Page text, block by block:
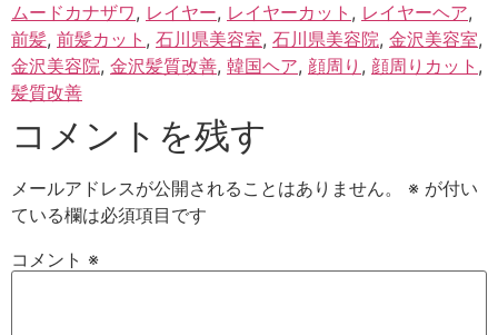
ムードカナザワ, レイヤー, レイヤーカット , レイヤーヘア,
前髪, 前髪カット , 石川県美容室, 石川県美容院, 金沢美容室,
金沢美容院, 金沢髪質改善, 韓国ヘア, 顔周り , 顔周りカット ,
髪質改善
コメントを残す
メールアドレスが公開されることはありません。 ※ が付い
ている欄は必須項目です
コメント ※